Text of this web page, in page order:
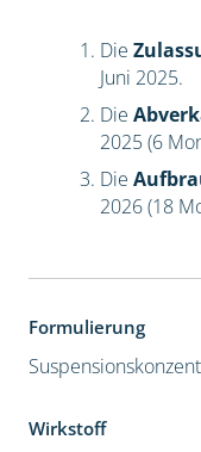
Die
Juni 2025.
Die
2025 (6
Die
2026 (18
Formulierung
Wirkstoff